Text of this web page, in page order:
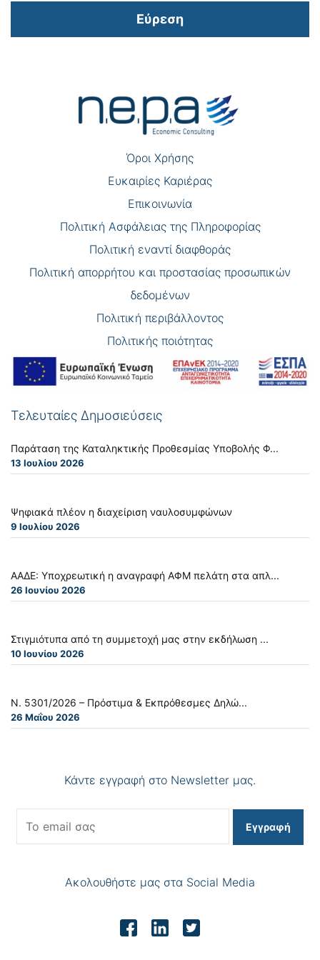
Εύρεση
Όροι Χρήσης
Eυκαιρίες Καριέρας
Επικοινωνία
Πολιτική Ασφάλειας της Πληροφορίας
Πολιτική εναντί διαφθοράς
Πολιτική απορρήτου και προστασίας προσωπικών
δεδομένων
Πολιτική περιβάλλοντος
Πολιτικής ποιότητας
Τελευταίες Δημοσιεύσεις
Παράταση της Καταληκτικής Προθεσμίας Υποβολής Φ...
13 Ιουλίου 2026
Ψηφιακά πλέον η διαχείριση ναυλοσυμφώνων
9 Ιουλίου 2026
ΑΑΔΕ: Υποχρεωτική η αναγραφή ΑΦΜ πελάτη στα απλ...
26 Ιουνίου 2026
Στιγμιότυπα από τη συμμετοχή μας στην εκδήλωση ...
10 Ιουνίου 2026
Ν. 5301/2026 – Πρόστιμα & Εκπρόθεσμες Δηλώ...
26 Μαΐου 2026
Κάντε εγγραφή στο Newsletter μας.
Εγγραφή
Ακολουθήστε μας στα Social Media